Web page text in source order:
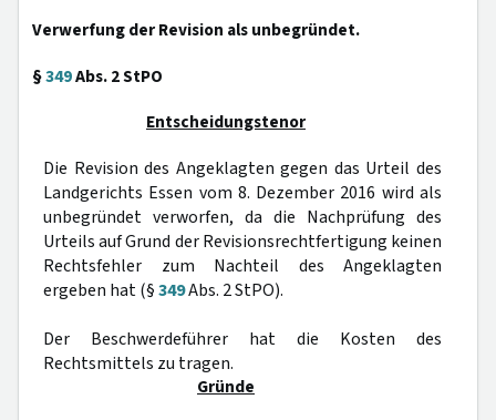
Verwerfung der Revision als unbegründet.
§349Abs. 2 StPO
Entscheidungstenor
Die Revision des Angeklagten gegen das Urteil des
Landgerichts Essen vom 8. Dezember 2016 wird als
unbegründet verworfen, da die Nachprüfung des
Urteils auf Grund der Revisionsrechtfertigung keinen
Rechtsfehler zum Nachteil des Angeklagten
ergeben hat (§349Abs. 2 StPO).
Der Beschwerdeführer hat die Kosten des
Rechtsmittels zu tragen.
Gründe